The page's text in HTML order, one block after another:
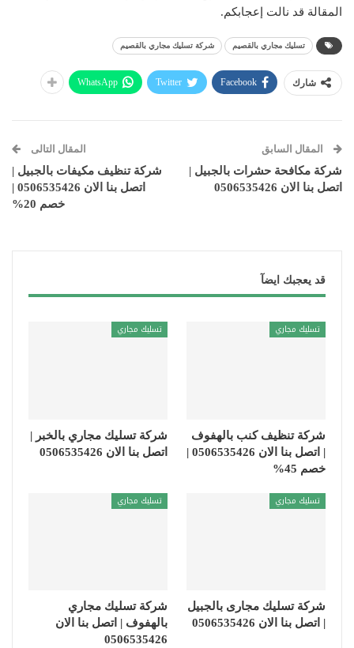
المقالة قد نالت إعجابكم.
تسليك مجاري بالقصيم شركة تسليك مجاري بالقصيم
شارك Facebook
Twitter
WhatsApp
المقال السابق
شركة مكافحة حشرات بالجبيل |
اتصل بنا الان 0506535426
المقال التالى
شركة تنظيف مكيفات بالجبيل |
اتصل بنا الان 0506535426 |
خصم 20%
قد يعجبك ايضآ
تسليك مجاري
شركة تنظيف كنب بالهفوف
| اتصل بنا الان 0506535426 |
خصم 45%
تسليك مجاري
شركة تسليك مجاري بالخبر |
اتصل بنا الان 0506535426
تسليك مجاري
شركة تسليك مجارى بالجبيل
| اتصل بنا الان 0506535426
تسليك مجاري
شركة تسليك مجاري
بالهفوف | اتصل بنا الان
0506535426